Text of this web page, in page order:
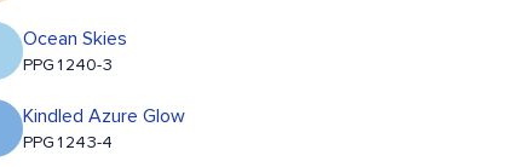
Ocean Skies
PPG1240-3
Kindled Azure Glow
PPG1243-4